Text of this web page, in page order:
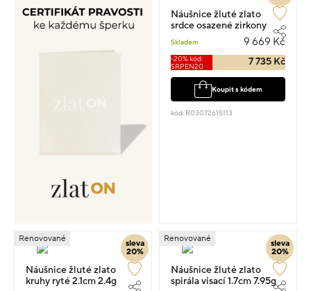
Náušnice žluté zlato
srdce osazené zirkony
Skladem 9 669 Kč
-20% kód:
SRPEN20
7 735 Kč
Koupit s kódem
kód: R03072615113
sleva
20%
Renovované
Náušnice žluté zlato
kruhy ryté 2.1cm 2.4g
sleva
20%
Renovované
Náušnice žluté zlato
spirála visací 1.7cm 7.95g